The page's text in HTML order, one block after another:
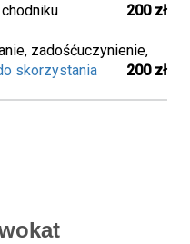
200 zł
zadośćuczynienie,
200 zł
skorzystania